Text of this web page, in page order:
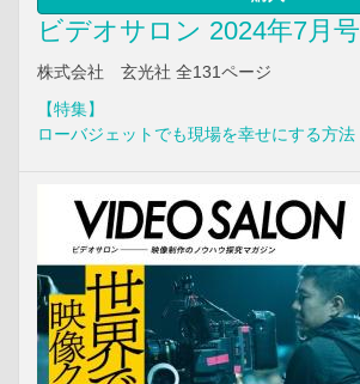
ビデオサロン 2024年7月号
株式会社 玄光社 全131ページ
【特集】
ローバジェットでも現場を幸せにする方法